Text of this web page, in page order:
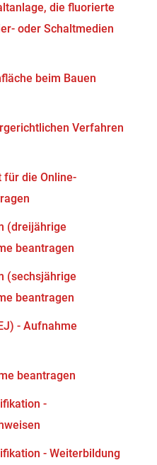
die fluorierte
oder Schaltmedien
beim Bauen
Verfahren
für die Online-
(dreijährige
beantragen
(sechsjährige
beantragen
- Aufnahme
beantragen
-
- Weiterbildung